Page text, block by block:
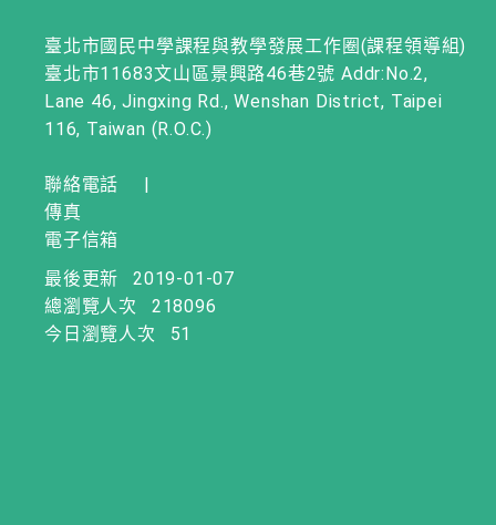
臺北市國民中學課程與教學發展工作圈(課程領導組)
臺北市11683文山區景興路46巷2號 Addr:No.2,
Lane 46, Jingxing Rd., Wenshan District, Taipei
116, Taiwan (R.O.C.)
聯絡電話
|
傳真
電子信箱
最後更新
2019-01-07
總瀏覽人次
218096
今日瀏覽人次
51